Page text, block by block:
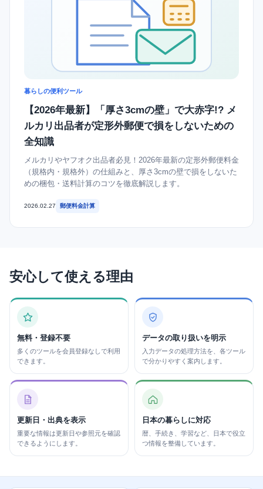
暮らしの便利ツール
【2026年最新】「厚さ3cmの壁」で大赤字!? メ
ルカリ出品者が定形外郵便で損をしないための
全知識
メルカリやヤフオク出品者必見！2026年最新の定形外郵便料金
（規格内・規格外）の仕組みと、厚さ3cmの壁で損をしないた
めの梱包・送料計算のコツを徹底解説します。
2026.02.27 郵便料金計算
安心して使える理由
無料・登録不要
多くのツールを会員登録なしで利用
できます。
データの取り扱いを明示
入力データの処理方法を、各ツール
で分かりやすく案内します。
更新日・出典を表示
重要な情報は更新日や参照元を確認
できるようにします。
日本の暮らしに対応
暦、手続き、学習など、日本で役立
つ情報を整備しています。